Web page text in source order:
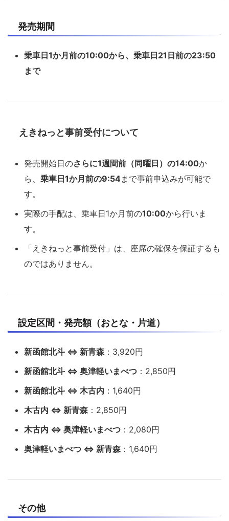
発売期間
乗車日1か月前の10:00から、乗車日21日前の23:50
まで
えきねっと事前受付について
発売開始日のさらに1週間前（同曜日）の14:00か
ら、 乗車日1か月前の9:54まで事前申込みが可能で
す。
実際の手配は、乗車日1か月前の10:00から行いま
す。
「えきねっと事前受付」は、座席の確保を保証するも
のではありません。
設定区間・発売額（おとな・片道）
新函館北斗 ⇔ 新青森 ：3,920円
新函館北斗 ⇔ 奥津軽いまべつ ：2,850円
新函館北斗 ⇔ 木古内 ：1,640円
木古内 ⇔ 新青森 ：2,850円
木古内 ⇔ 奥津軽いまべつ ：2,080円
奥津軽いまべつ ⇔ 新青森 ：1,640円
その他